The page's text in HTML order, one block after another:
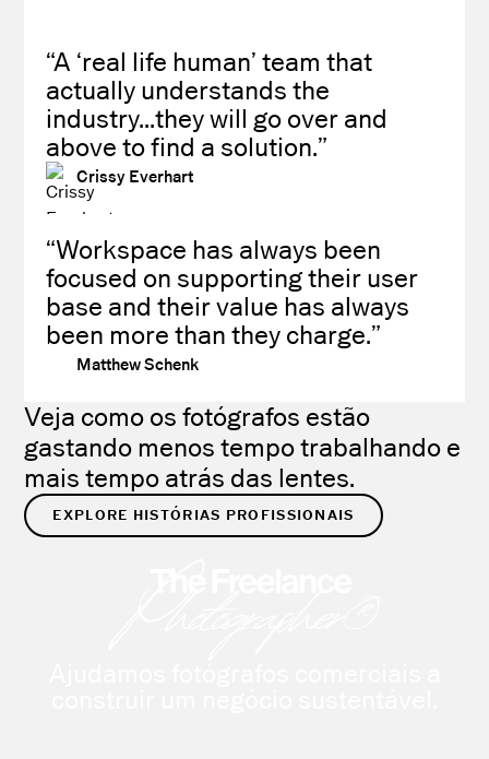
“A ‘real life human’ team that
actually understands the
industry...they will go over and
above to find a solution.”
Crissy Everhart
“Workspace has always been
focused on supporting their user
base and their value has always
been more than they charge.”
Matthew Schenk
Veja como os fotógrafos estão
gastando menos tempo trabalhando e
mais tempo atrás das lentes.
EXPLORE HISTÓRIAS PROFISSIONAIS